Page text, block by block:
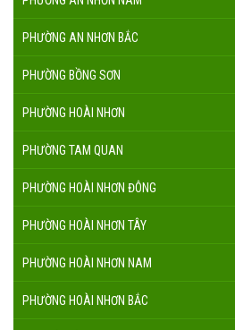
PHƯỜNG AN NHƠN BẮC
PHƯỜNG BỒNG SƠN
PHƯỜNG HOÀI NHƠN
PHƯỜNG TAM QUAN
PHƯỜNG HOÀI NHƠN ĐÔNG
PHƯỜNG HOÀI NHƠN TÂY
PHƯỜNG HOÀI NHƠN NAM
PHƯỜNG HOÀI NHƠN BẮC